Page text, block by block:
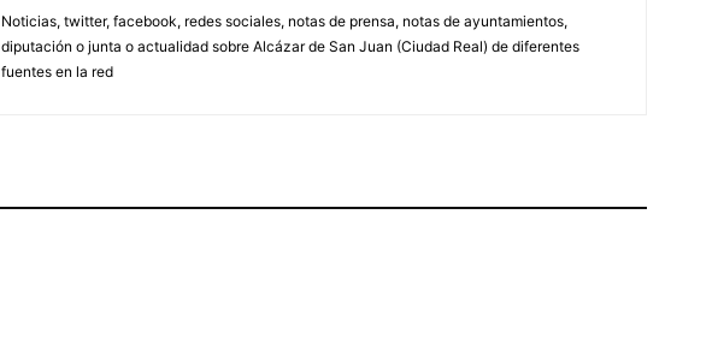
Noticias, twitter, facebook, redes sociales, notas de prensa, notas de ayuntamientos,
diputación o junta o actualidad sobre Alcázar de San Juan (Ciudad Real) de diferentes
fuentes en la red